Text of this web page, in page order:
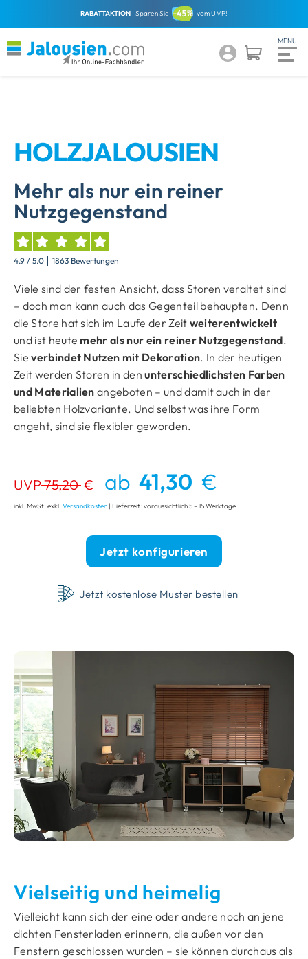
RABATTAKTION Sparen Sie vom UVP!
HOLZJALOUSIEN
Mehr als nur ein reiner
Nutzgegenstand
4.9 / 5.0 1863 Bewertungen
Viele sind der festen Ansicht, dass Storen veraltet sind
– doch man kann auch das Gegenteil behaupten. Denn
die Store hat sich im Laufe der Zeit weiterentwickelt
und ist heute mehr als nur ein reiner Nutzgegenstand.
Sieverbindet Nutzen mit Dekoration. In der heutigen
Zeit werden Storen in denunterschiedlichsten Farben
und Materialien angeboten – und damit auch in der
beliebten Holzvariante. Und selbst was ihre Form
angeht, sind sie flexibler geworden.
UVP75,20€ ab 41,30 €
inkl. MwSt. exkl. Versandkosten | Lieferzeit: voraussichtlich 5 – 15 Werktage
Jetzt konfigurieren
Jetzt kostenlose Muster bestellen
Vielseitig und heimelig
Vielleicht kann sich der eine oder andere noch an jene
dichten Fensterladen erinnern, die außen vor den
Fenstern geschlossen wurden – sie können durchaus als